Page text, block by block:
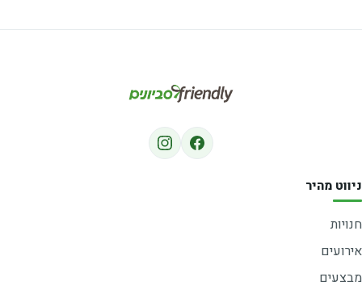
ניווט מהיר
חנויות
אירועים
מבצעים